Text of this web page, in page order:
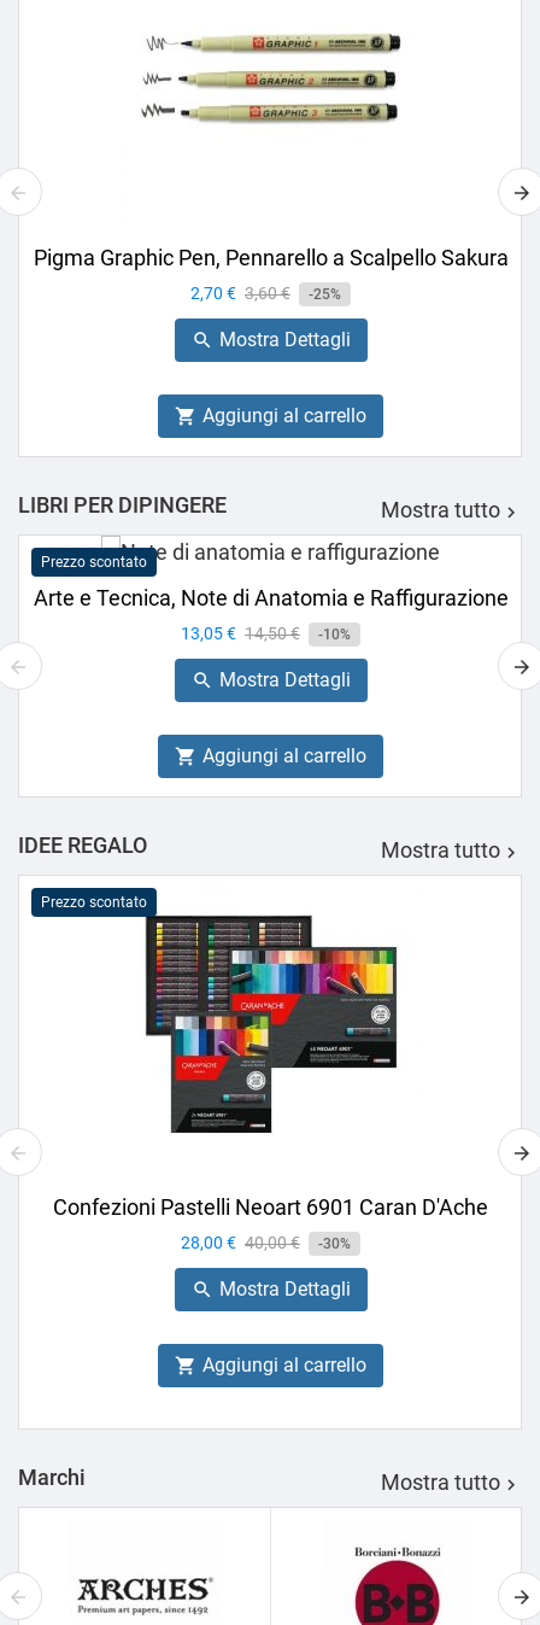
Pigma Graphic Pen, Pennarello a Scalpello Sakura
Prezzo
2,70 € Prezzo
base
3,60 € -25%
 Mostra Dettagli
 Aggiungi al carrello
LIBRI PER DIPINGERE Mostra tutto 
Prezzo scontato
Arte e Tecnica, Note di Anatomia e Raffigurazione
Prezzo
13,05 € Prezzo
base
14,50 € -10%
 Mostra Dettagli
 Aggiungi al carrello
IDEE REGALO Mostra tutto 
Prezzo scontato
Confezioni Pastelli Neoart 6901 Caran D'Ache
Prezzo
28,00 € Prezzo
base
40,00 € -30%
 Mostra Dettagli
 Aggiungi al carrello
Marchi Mostra tutto 